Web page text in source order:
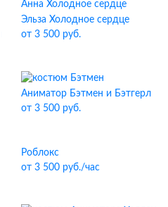
Эльза Холодное сердце
от 3 500 руб.
Аниматор Бэтмен и Бэтгерл
от 3 500 руб.
Роблокс
от 3 500 руб./час